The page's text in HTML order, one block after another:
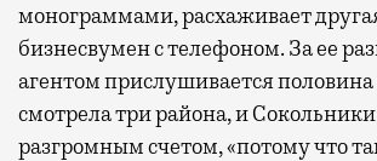
монограммами, расхаживает
бизнесвумен с телефоном. За ее
агентом прислушивается половина
смотрела три района, и
разгромным счетом, «потому что